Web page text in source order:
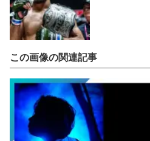
この画像の関連記事